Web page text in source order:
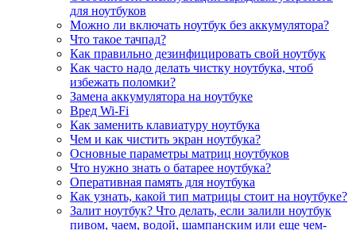
для ноутбуков
Можно ли включать ноутбук без аккумулятора?
Что такое тачпад?
Как правильно дезинфицировать свой ноутбук
Как часто надо делать чистку ноутбука, чтоб
избежать поломки?
Замена аккумулятора на ноутбуке
Вред Wi-Fi
Как заменить клавиатуру ноутбука
Чем и как чистить экран ноутбука?
Основные параметры матриц ноутбуков
Что нужно знать о батарее ноутбука?
Оперативная память для ноутбука
Как узнать, какой тип матрицы стоит на ноутбуке?
Залит ноутбук? Что делать, если залили ноутбук
пивом, чаем, водой, шампанским или еще чем-